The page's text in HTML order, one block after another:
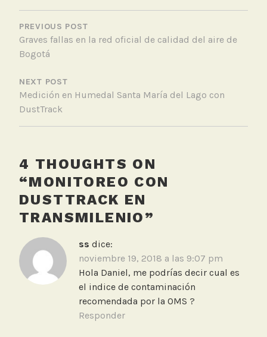
k
,
M
d
i
c
i
n
l
i
a
d
d
NAVEGACIÓN
DE
ENTRADAS
PREVIOUS POST
Graves fallas en la red oficial de calidad del aire de
Bogotá
NEXT POST
Medición en Humedal Santa María del Lago con
DustTrack
4 THOUGHTS ON
“MONITOREO CON
DUSTTRACK EN
TRANSMILENIO”
ss dice:
noviembre 19, 2018 a las 9:07 pm
Hola Daniel, me podrías decir cual es
el indice de contaminación
recomendada por la OMS ?
Responder